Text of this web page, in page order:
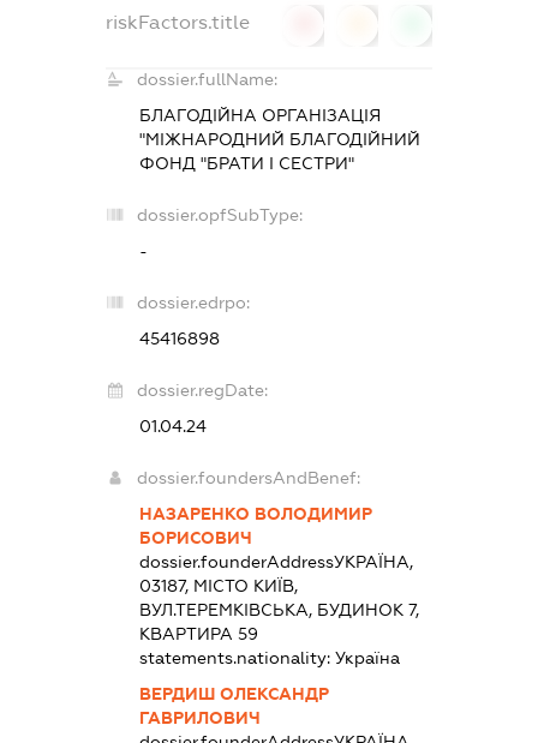
riskFactors.title
dossier.fullName:
БЛАГОДІЙНА ОРГАНІЗАЦІЯ
"МІЖНАРОДНИЙ БЛАГОДІЙНИЙ
ФОНД "БРАТИ І СЕСТРИ"
dossier.opfSubType:
-
dossier.edrpo:
45416898
dossier.regDate:
01.04.24
dossier.foundersAndBenef:
НАЗАРЕНКО ВОЛОДИМИР
БОРИСОВИЧ
dossier.founderAddressУКРАЇНА,
03187, МІСТО КИЇВ,
ВУЛ.ТЕРЕМКІВСЬКА, БУДИНОК 7,
КВАРТИРА 59
statements.nationality: Україна
ВЕРДИШ ОЛЕКСАНДР
ГАВРИЛОВИЧ